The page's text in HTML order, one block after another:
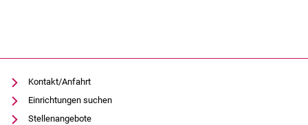
Kontakt/Anfahrt
Einrichtungen suchen
Stellenangebote